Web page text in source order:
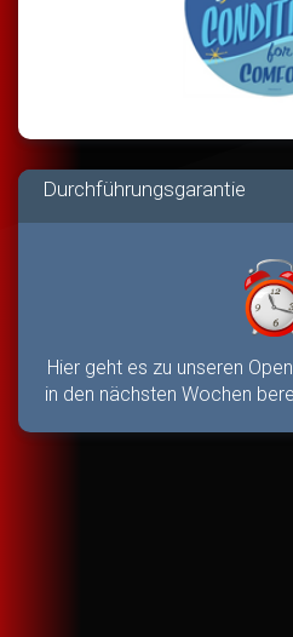
Durchführungsgarantie
Hier geht es zu unseren
in den nächsten Wochen